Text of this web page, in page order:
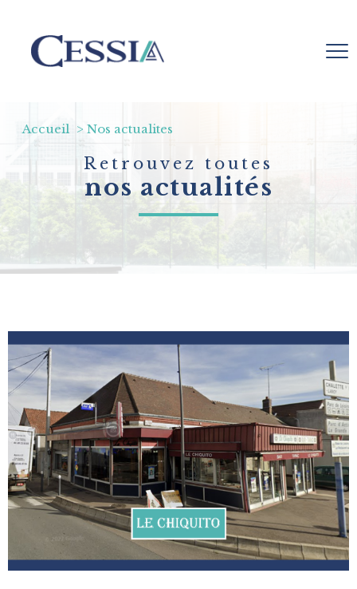
Accueil Nos actualites
Retrouvez toutes
nos actualités